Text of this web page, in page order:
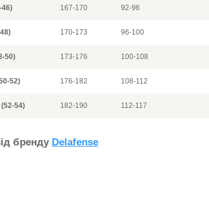
46) 167-170 92-96
170-173 96-100
50) 173-176 100-108
52) 176-182 108-112
54) 182-190 112-117
бренду Delafense